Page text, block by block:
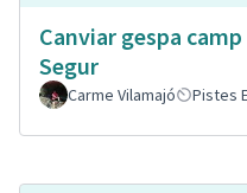
Canviar gespa
Segur
Carme Vilamajó Pistes